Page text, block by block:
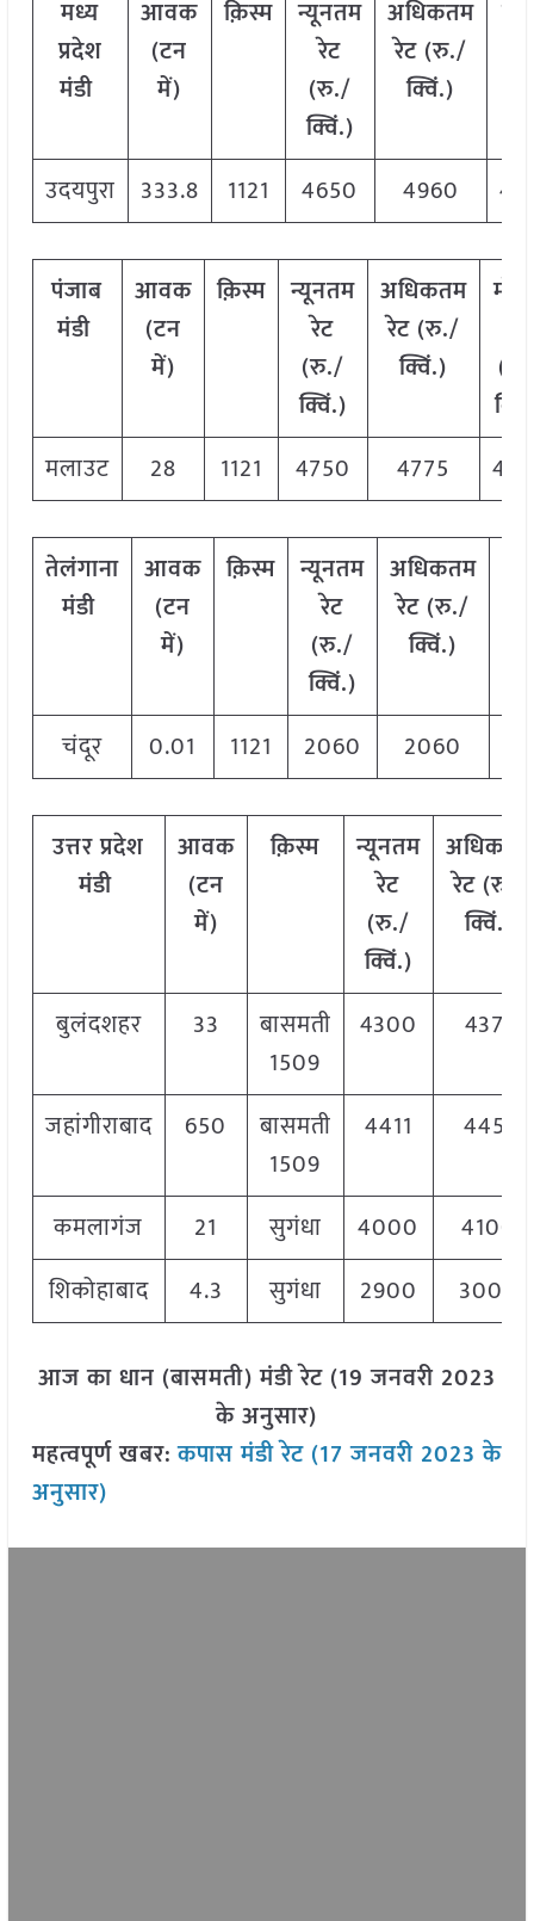
मध्य
प्रदेश
मंडी
आवक
(टन
में)
क़िस्म
न्यूनतम
रेट
(रु./
क्विं.)
अधिकतम
रेट (रु./
क्विं.)
उदयपुरा
333.8 1121 4650 4960
पंजाब
मंडी
आवक
(टन
में)
क़िस्म
न्यूनतम
रेट
(रु./
क्विं.)
अधिकतम
रेट (रु./
क्विं.)
मलाउट
28 1121 4750 4775
तेलंगाना
मंडी
आवक
(टन
में)
क़िस्म
न्यूनतम
रेट
(रु./
क्विं.)
अधिकतम
रेट (रु./
क्विं.)
चंदूर
0.01 1121 2060 2060
उत्तर प्रदेश
मंडी
आवक
(टन
में)
क़िस्म
न्यूनतम
रेट
(रु./
क्विं.)
अधिकतम
रेट (रु./
क्विं.)
बुलंदशहर 33
बासमती
1509
4300 4371
जहांगीराबाद 650
बासमती
1509
4411 4451
कमलागंज 21 सुगंधा 4000
4100
शिकोहाबाद
4.3 सुगंधा 2900 3000
आज का धान (बासमती) मंडी रेट (19 जनवरी 2023
के अनुसार)
महत्वपूर्ण खबर:कपास मंडी रेट (17 जनवरी 2023 के
अनुसार)